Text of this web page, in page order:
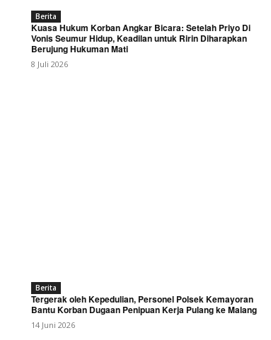
Berita
Kuasa Hukum Korban Angkar Bicara: Setelah Priyo Di
Vonis Seumur Hidup, Keadilan untuk Ririn Diharapkan
Berujung Hukuman Mati
8 Juli 2026
Berita
Tergerak oleh Kepedulian, Personel Polsek Kemayoran
Bantu Korban Dugaan Penipuan Kerja Pulang ke Malang
14 Juni 2026